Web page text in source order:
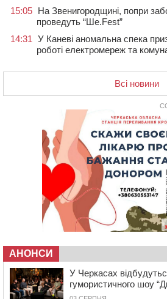
15:05 На Звенигородщині, попри
проведуть “Ше.Fest”
14:31 У Каневі аномальна спека
роботі електромереж та
зерна нового врожаю
13:40 На Кам’янщині сталася
На Черкащині сьогодні
шквали до 22 м/с
Внаслідок падіння
захисник зі Сміли
У центрі Черкас не поділили
У Черкасах до середини
транспорту на трьох вулицях
На Черкащині кількість
10:15
У Черкасах водій Audi Q5
пропустивши інший кросовер
09:42 “Черкасиводоканал”
Всі новини
АНОНСИ
У Черкасах
гумористичного шоу